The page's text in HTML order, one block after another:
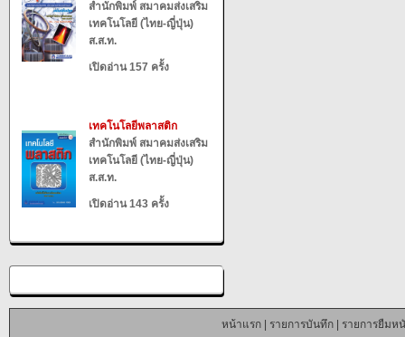
สำนักพิมพ์ สมาคมส่งเสริม
เทคโนโลยี (ไทย-ญี่ปุ่น)
ส.ส.ท.
เปิดอ่าน 157 ครั้ง
เทคโนโลยีพลาสติก
สำนักพิมพ์ สมาคมส่งเสริม
เทคโนโลยี (ไทย-ญี่ปุ่น)
ส.ส.ท.
เปิดอ่าน 143 ครั้ง
หน้าแรก| รายการบันทึก| รายการยืมห